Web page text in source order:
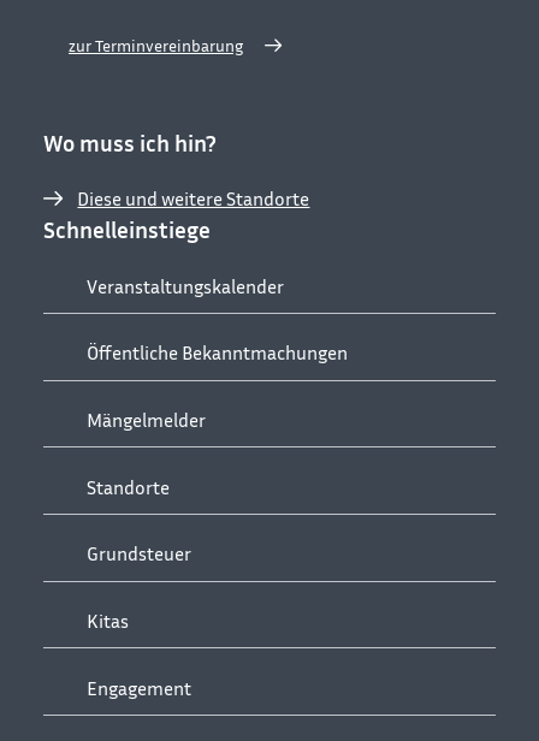
zur Terminvereinbarung
Wo muss ich hin?
Diese und weitere Standorte
Schnelleinstiege
Veranstaltungskalender
Öffentliche Bekanntmachungen
Mängelmelder
Standorte
Grundsteuer
Kitas
Engagement